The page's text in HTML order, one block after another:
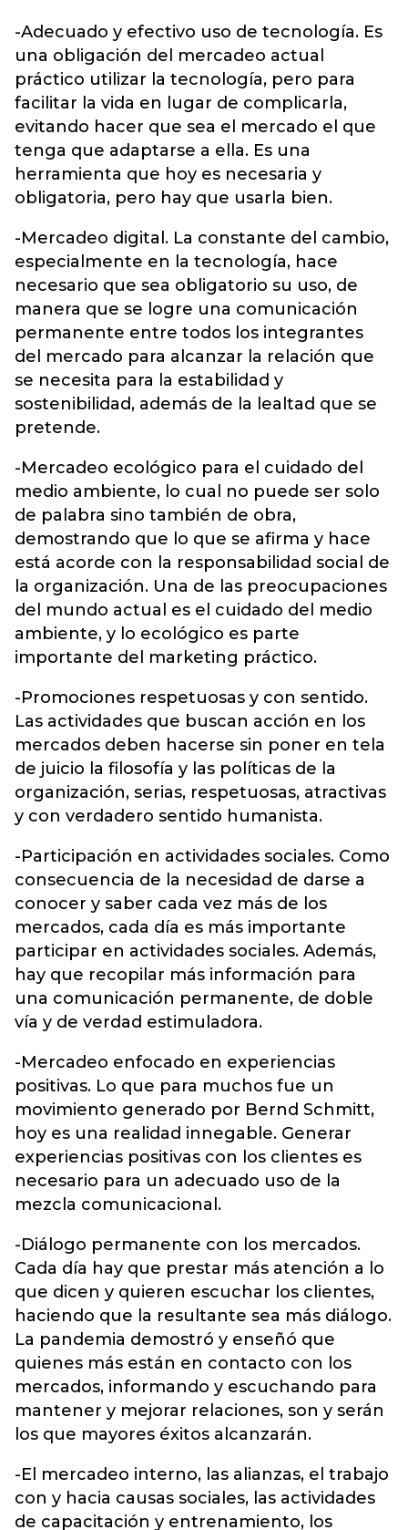
-Adecuado y efectivo uso de tecnología. Es
una obligación del mercadeo actual
práctico utilizar la tecnología, pero para
facilitar la vida en lugar de complicarla,
evitando hacer que sea el mercado el que
tenga que adaptarse a ella. Es una
herramienta que hoy es necesaria y
obligatoria, pero hay que usarla bien.
-Mercadeo digital. La constante del cambio,
especialmente en la tecnología, hace
necesario que sea obligatorio su uso, de
manera que se logre una comunicación
permanente entre todos los integrantes
del mercado para alcanzar la relación que
se necesita para la estabilidad y
sostenibilidad, además de la lealtad que se
pretende.
-Mercadeo ecológico para el cuidado del
medio ambiente, lo cual no puede ser solo
de palabra sino también de obra,
demostrando que lo que se afirma y hace
está acorde con la responsabilidad social de
la organización. Una de las preocupaciones
del mundo actual es el cuidado del medio
ambiente, y lo ecológico es parte
importante del marketing práctico.
-Promociones respetuosas y con sentido.
Las actividades que buscan acción en los
mercados deben hacerse sin poner en tela
de juicio la filosofía y las políticas de la
organización, serias, respetuosas, atractivas
y con verdadero sentido humanista.
-Participación en actividades sociales. Como
consecuencia de la necesidad de darse a
conocer y saber cada vez más de los
mercados, cada día es más importante
participar en actividades sociales. Además,
hay que recopilar más información para
una comunicación permanente, de doble
vía y de verdad estimuladora.
-Mercadeo enfocado en experiencias
positivas. Lo que para muchos fue un
movimiento generado por Bernd Schmitt,
hoy es una realidad innegable. Generar
experiencias positivas con los clientes es
necesario para un adecuado uso de la
mezcla comunicacional.
-Diálogo permanente con los mercados.
Cada día hay que prestar más atención a lo
que dicen y quieren escuchar los clientes,
haciendo que la resultante sea más diálogo.
La pandemia demostró y enseñó que
quienes más están en contacto con los
mercados, informando y escuchando para
mantener y mejorar relaciones, son y serán
los que mayores éxitos alcanzarán.
-El mercadeo interno, las alianzas, el trabajo
con y hacia causas sociales, las actividades
de capacitación y entrenamiento, los